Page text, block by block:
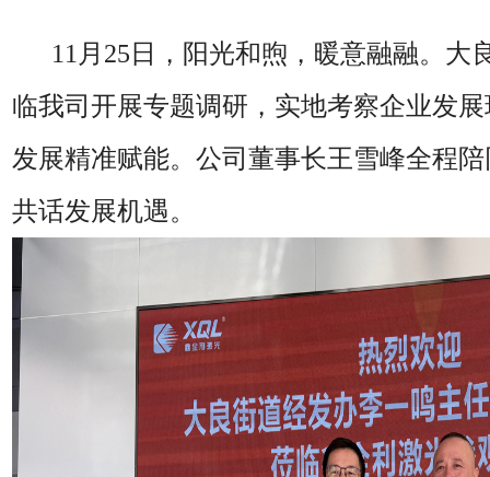
11月25日，阳光和煦，暖意融融。大
临我司开展专题调研，实地考察企业发
发展精准赋能。公司董事长王雪峰全程
共话发展机遇。